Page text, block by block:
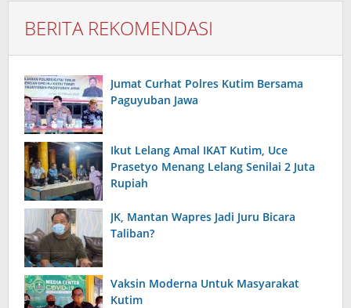
BERITA REKOMENDASI
Jumat Curhat Polres Kutim Bersama
Paguyuban Jawa
Ikut Lelang Amal IKAT Kutim, Uce
Prasetyo Menang Lelang Senilai 2 Juta
Rupiah
JK, Mantan Wapres Jadi Juru Bicara
Taliban?
Vaksin Moderna Untuk Masyarakat
Kutim